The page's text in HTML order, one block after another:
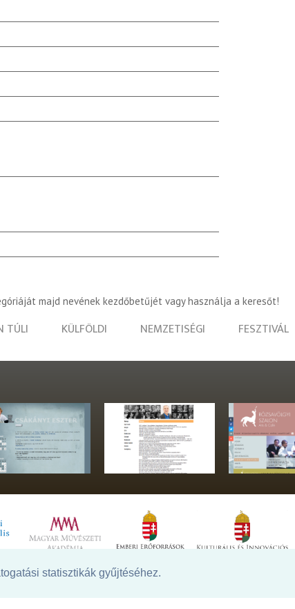
statisztikák gyűjtéséhez.
majd nevének kezdőbetűjét vagy használja a keresőt!
TÚLI KÜLFÖLDI NEMZETISÉGI FESZTIVÁL